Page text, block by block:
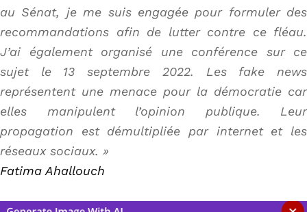
au Sénat, je me suis engagée pour formuler des
recommandations afin de lutter contre ce fléau.
J’ai également organisé une conférence sur ce
sujet le 13 septembre 2022. Les fake news
représentent une menace pour la démocratie car
elles manipulent l’opinion publique. Leur
propagation est démultipliée par internet et les
réseaux sociaux. »
Fatima Ahallouch